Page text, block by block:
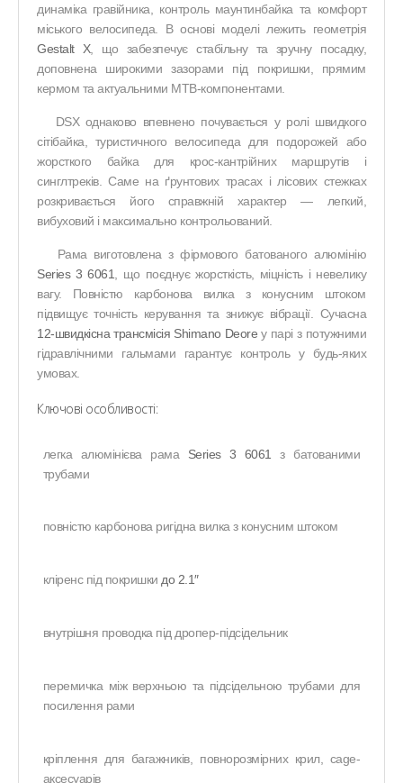
динаміка гравійника, контроль маунтинбайка та комфорт
міського велосипеда. В основі моделі лежить геометрія
Gestalt X, що забезпечує стабільну та зручну посадку,
доповнена широкими зазорами під покришки, прямим
кермом та актуальними MTB-компонентами.
DSX однаково впевнено почувається у ролі швидкого
сітібайка, туристичного велосипеда для подорожей або
жорсткого байка для крос-кантрійних маршрутів і
синглтреків. Саме на ґрунтових трасах і лісових стежках
розкривається його справжній характер — легкий,
вибуховий і максимально контрольований.
Рама виготовлена з фірмового батованого алюмінію
Series 3 6061
, що поєднує жорсткість, міцність і невелику
вагу. Повністю карбонова вилка з конусним штоком
підвищує точність керування та знижує вібрації. Сучасна
12-швидкісна трансмісія Shimano Deore у парі з потужними
гідравлічними гальмами гарантує контроль у будь-яких
умовах.
Ключові особливості:
легка алюмінієва рама Series 3 6061
з батованими
трубами
повністю карбонова ригідна вилка з конусним штоком
кліренс під покришкидо 2.1″
внутрішня проводка під дропер-підсідельник
перемичка між верхньою та підсідельною трубами для
посилення рами
кріплення для багажників, повнорозмірних крил, cage-
аксесуарів